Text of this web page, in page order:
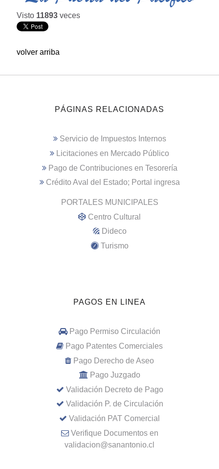
Visto 11893 veces
volver arriba
PÁGINAS RELACIONADAS
Servicio de Impuestos Internos
Licitaciones en Mercado Público
Pago de Contribuciones en Tesorería
Crédito Aval del Estado; Portal ingresa
PORTALES MUNICIPALES
Centro Cultural
Dideco
Turismo
PAGOS EN LINEA
Pago Permiso Circulación
Pago Patentes Comerciales
Pago Derecho de Aseo
Pago Juzgado
Validación Decreto de Pago
Validación P. de Circulación
Validación PAT Comercial
Verifique Documentos en
validacion@sanantonio.cl